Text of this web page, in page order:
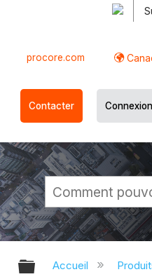
procore.com
Contacter
Développer/
Accueil